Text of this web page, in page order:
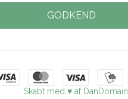
GODKEND
Skabt med ♥ af DanDomain